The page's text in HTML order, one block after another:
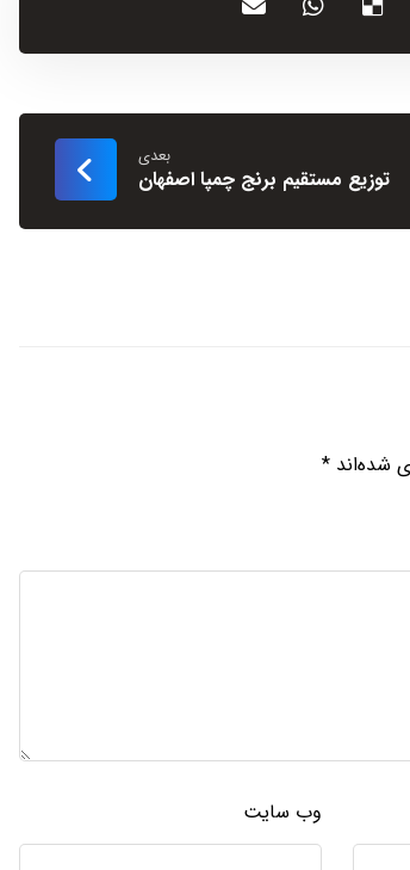
بعدی
توزیع مستقیم برنج چمپا اصفهان
شده‌اند *
وب‌ سایت